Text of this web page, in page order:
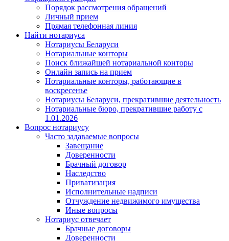
Порядок рассмотрения обращений
Личный прием
Прямая телефонная линия
Найти нотариуса
Нотариусы Беларуси
Нотариальные конторы
Поиск ближайшей нотариальной конторы
Онлайн запись на прием
Нотариальные конторы, работающие в
воскресенье
Нотариусы Беларуси, прекратившие деятельность
Нотариальные бюро, прекратившие работу с
1.01.2026
Вопрос нотариусу
Часто задаваемые вопросы
Завещание
Доверенности
Брачный договор
Наследство
Приватизация
Исполнительные надписи
Отчуждение недвижимого имущества
Иные вопросы
Нотариус отвечает
Брачные договоры
Доверенности